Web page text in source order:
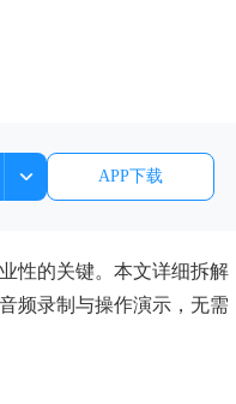
APP下载
性的关键。本文详细拆解
频录制与操作演示，无需